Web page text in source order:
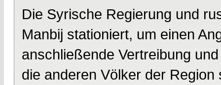
Die Syrische Regierung und
Manbij stationiert, um einen
anschließende Vertreibung
die anderen Völker der